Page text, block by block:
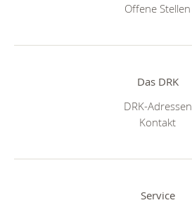
Offene Stellen
Das DRK
DRK-Adressen
Kontakt
Service